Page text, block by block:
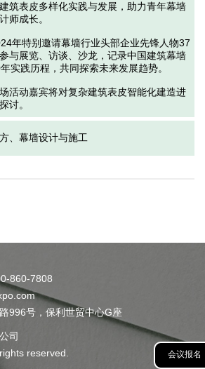
会议报名
筑表皮多样化实践与发展，助力青年幕墙
师成长。
年特别邀请幕墙行业头部企业先锋人物37
与展览、访谈、沙龙，记录中国建筑幕墙
实践历程，共同探索未来发展趋势。
活动嘉宾将对复杂建筑表皮智能化建造进
讨。
、幕墙设计与施工
860-7808
996号，保利世贸中心G座
司
reserved.